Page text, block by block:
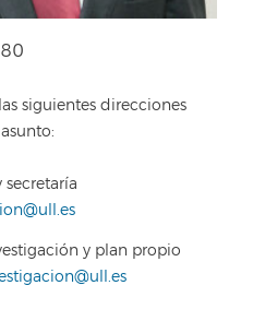
siguientes direcciones
secretaría
y plan propio